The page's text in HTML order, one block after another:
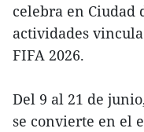
celebra en Ciudad
actividades
FIFA 2026.
Del 9 al 21 de
se convierte en el